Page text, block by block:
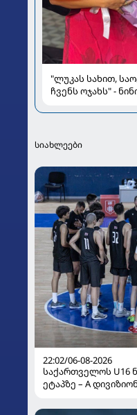
"ლუკას სახით,
ჩვენს ოჯახს" -
სიახლეები
22:02/06-08-2026
საქართველოს U16
ეტაპზე – A